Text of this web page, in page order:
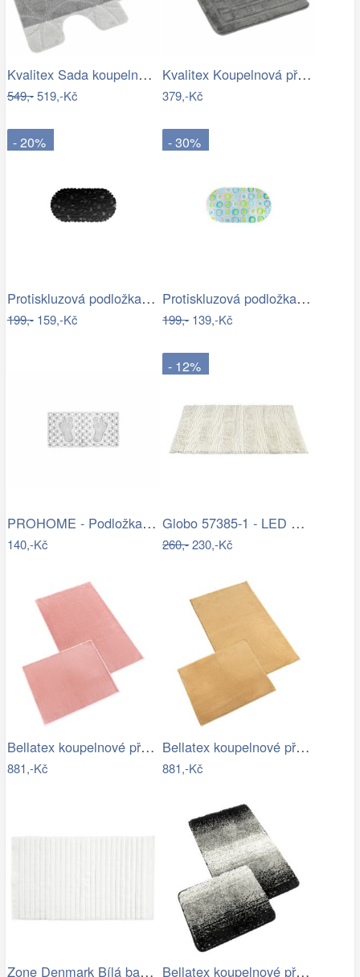
Kvalitex Sada koupelnových předložek…
549,-519,-Kč
Kvalitex Koupelnová předložka Rám šedá,…
379,-Kč
- 20%
Protiskluzová podložka do koupelny…
199,-159,-Kč
- 30%
Protiskluzová podložka do koupelny…
199,-139,-Kč
PROHOME - Podložka do vany 66x35cm
140,-Kč
- 12%
Globo 57385-1 - LED Nástěnné bodové…
260,-230,-Kč
Bellatex koupelnové předložky BANYGOLD…
881,-Kč
Bellatex koupelnové předložky BANYGOLD…
881,-Kč
Zone Denmark Bílá bavlněná koupelnová… Bellatex koupelnové předložky…